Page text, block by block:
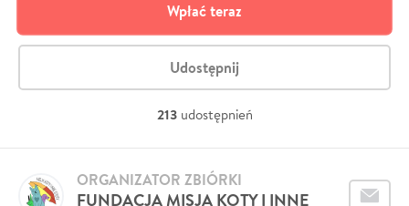
Wpłać teraz
Udostępnij
213 udostępnień
FUNDACJA MISJA KOTY I INNE
ORGANIZATOR ZBIÓRKI